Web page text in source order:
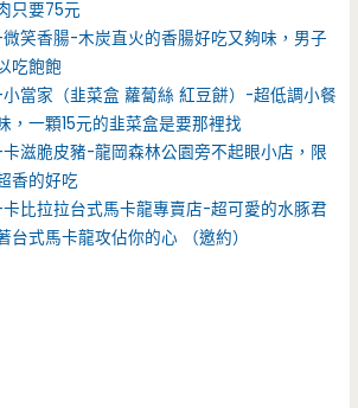
只要75元
笑香腸-木炭直火的香腸好吃又夠味，男子
吃飽飽
當家（韭菜盒 蘿蔔絲 紅豆餅）-超低調小餐
，一顆15元的韭菜盒是要那裡找
滋脆皮豬-龍岡森林公園旁不起眼小店，限
香的好吃
比拉拉台式馬卡龍專賣店-超可愛的水豚君
台式馬卡龍攻佔你的心 （邀約）